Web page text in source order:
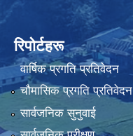
रिपोर्टहरू
वार्षिक प्रगति प्रतिवेदन
चौमासिक प्रगति प्रतिवेदन
सार्वजनिक सुनुवाई